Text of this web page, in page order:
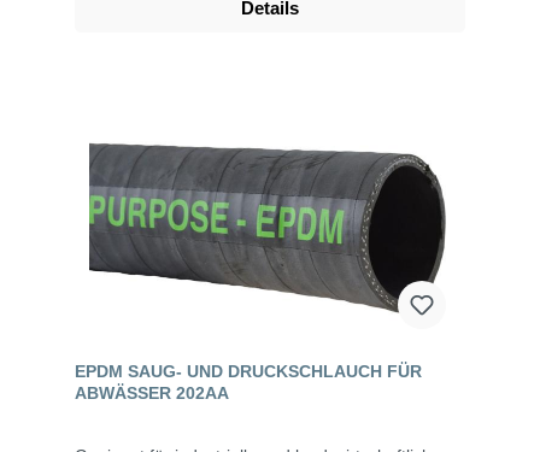
Details
EPDM SAUG- UND DRUCKSCHLAUCH FÜR
ABWÄSSER 202AA